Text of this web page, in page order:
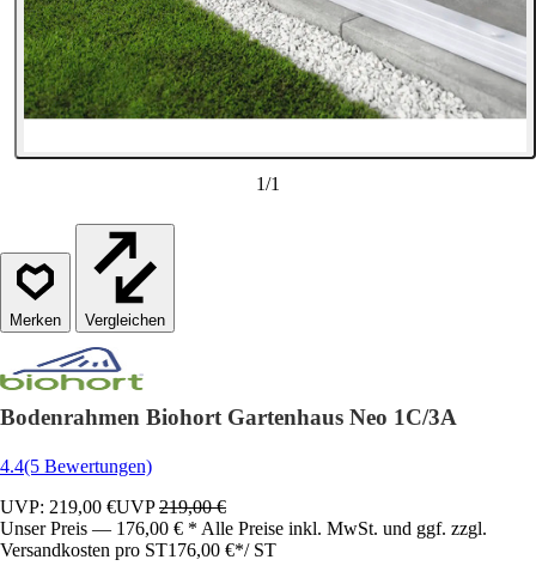
1/1
Vergleichen
Bodenrahmen Biohort Gartenhaus Neo 1C/3A
4.4(5 Bewertungen)
UVP: 219,00 €UVP219,00 €
Unser Preis — 176,00 € * Alle Preise inkl. MwSt. und ggf. zzgl.
Versandkosten pro ST176,00 €*/ ST